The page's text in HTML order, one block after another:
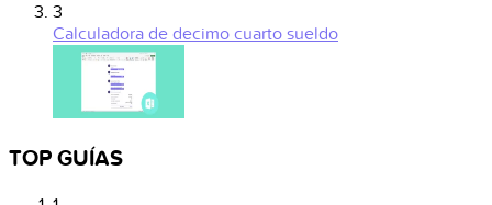
3
Calculadora de decimo cuarto sueldo
TOP GUÍAS